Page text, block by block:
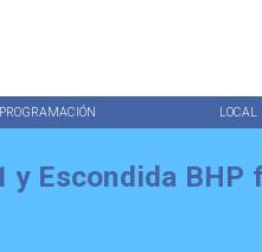
PROGRAMACIÓN LOCAL
y Escondida